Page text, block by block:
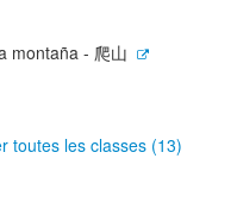
montaña - 爬山
toutes les classes (13)